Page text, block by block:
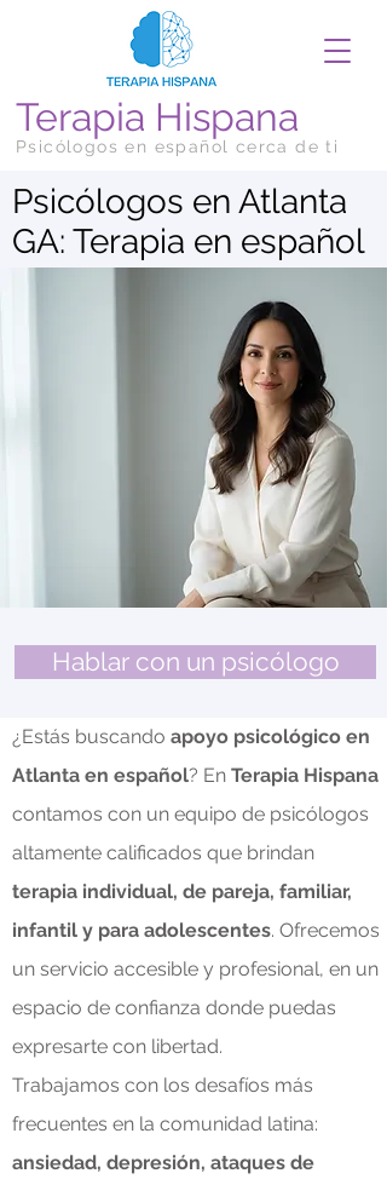
Terapia Hispana
Psicólogos en español cerca de ti
Psicólogos en Atlanta
GA: Terapia en español
Hablar con un psicólogo
¿Estás buscando apoyo psicológico en
Atlanta en español? En Terapia Hispana
contamos con un equipo de psicólogos
altamente calificados que brindan
terapia individual, de pareja, familiar,
infantil y para adolescentes. Ofrecemos
un servicio accesible y profesional, en un
espacio de confianza donde puedas
expresarte con libertad.
Trabajamos con los desafíos más
frecuentes en la comunidad latina:
ansiedad, depresión, ataques de